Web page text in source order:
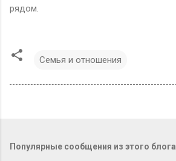
рядом.
Семья и отношения
Популярные сообщения из этого блога